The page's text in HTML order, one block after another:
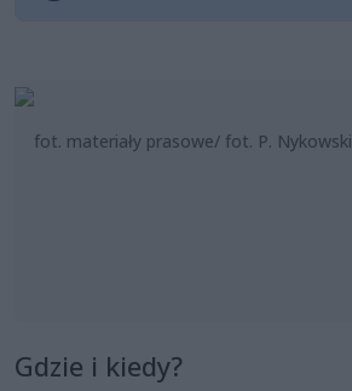
fot. materiały prasowe/ fot. P. Nykowski
Gdzie i kiedy?